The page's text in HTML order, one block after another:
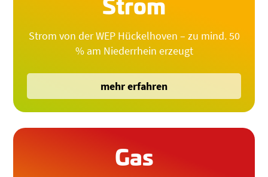
Strom
Strom von der WEP Hückelhoven – zu mind. 50
% am Niederrhein erzeugt
mehr erfahren
Gas